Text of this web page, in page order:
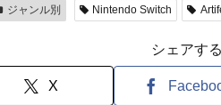
ジャンル別 Nintendo Switch
シェアする
X